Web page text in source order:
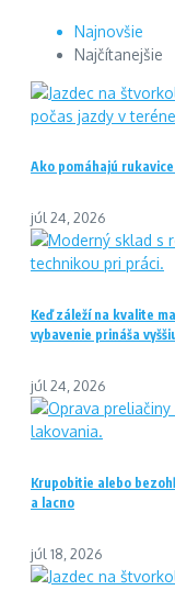
Najnovšie
Najčítanejšie
Ako pomáhajú
júl 24, 2026
Keď záleží na kvalite
vybavenie prináša
júl 24, 2026
Krupobitie alebo
a lacno
júl 18, 2026